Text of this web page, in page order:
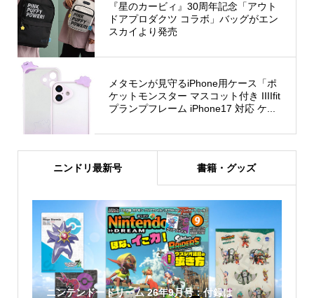
『星のカービィ』30周年記念「アウト
ドアプロダクツ コラボ」バッグがエン
スカイより発売
メタモンが見守るiPhone用ケース「ポ
ケットモンスター マスコット付き IIIIfit
プランプフレーム iPhone17 対応 ケ...
ニンドリ最新号 書籍・グッズ
ニンテンドードリーム 26年9月号：付録は